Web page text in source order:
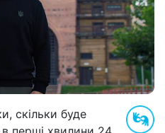
скільки буде